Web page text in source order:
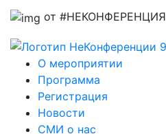
от #НЕКОНФЕРЕНЦИЯ
О мероприятии
Программа
Регистрация
Новости
СМИ о нас